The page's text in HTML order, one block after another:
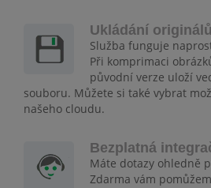
Ukládání originálů
Služba funguje
Při komprimaci
původní verze uloží
souboru. Můžete si také vybrat
našeho cloudu.
Bezplatná
Máte dotazy ohledně
Zdarma vám